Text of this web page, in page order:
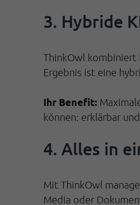
3. Hybride
ThinkOwl kombiniert
Ergebnis ist eine
Ihr Benefit:
können: erklärbar
4. Alles in
Mit ThinkOwl
Media oder